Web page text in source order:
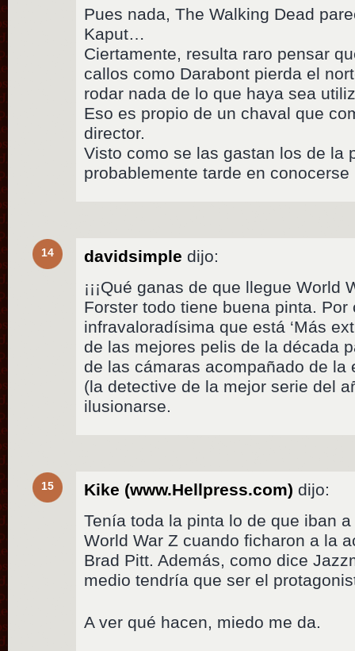
Pues nada, The Walking Dead
Kaput…
Ciertamente, resulta raro pensar
callos como Darabont pierda el
rodar nada de lo que haya sea
Eso es propio de un chaval que
director.
Visto como se las gastan los de la
probablemente tarde en
14 davidsimple dijo:
¡¡¡Qué ganas de que llegue World
Forster todo tiene buena pinta. Por
infravaloradísima que está ‘Más
de las mejores pelis de la década
de las cámaras acompañado de la
(la detective de la mejor serie del
ilusionarse.
15 Kike (www.Hellpress.com) dijo:
Tenía toda la pinta lo de que iban
World War Z cuando ficharon a la
Brad Pitt. Además, como dice
medio tendría que ser el
A ver qué hacen, miedo me da.